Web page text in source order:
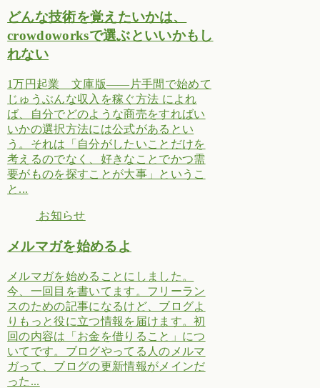
どんな技術を覚えたいかは、
crowdoworksで選ぶといいかもし
れない
1万円起業 文庫版――片手間で始めて
じゅうぶんな収入を稼ぐ方法 によれ
ば、自分でどのような商売をすればい
いかの選択方法には公式があるとい
う。それは「自分がしたいことだけを
考えるのでなく、好きなことでかつ需
要がものを探すことが大事」というこ
と...
お知らせ
メルマガを始めるよ
メルマガを始めることにしました。
今、一回目を書いてます。フリーラン
スのための記事になるけど、ブログよ
りもっと役に立つ情報を届けます。初
回の内容は「お金を借りること」につ
いてです。ブログやってる人のメルマ
ガって、ブログの更新情報がメインだ
った...